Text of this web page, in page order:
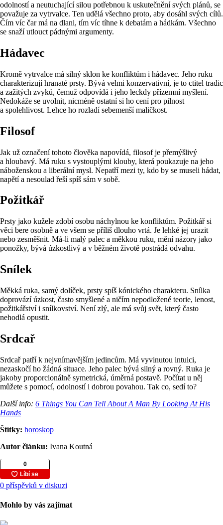
odolností a neutuchající silou potřebnou k uskutečnění svých plánů, se
považuje za vytrvalce. Ten udělá všechno proto, aby dosáhl svých cílů.
Čím víc čar má na dlani, tím víc tíhne k debatám a hádkám. Všechno
se snaží utlouct pádnými argumenty.
Hádavec
Kromě vytrvalce má silný sklon ke konfliktům i hádavec. Jeho ruku
charakterizují hranaté prsty. Bývá velmi konzervativní, je to ctitel tradic
a zažitých zvyků, čemuž odpovídá i jeho leckdy přízemní myšlení.
Nedokáže se uvolnit, nicméně ostatní si ho cení pro pilnost
a spolehlivost. Lehce ho rozladí sebemenší maličkost.
Filosof
Jak už označení tohoto člověka napovídá, filosof je přemýšlivý
a hloubavý. Má ruku s vystouplými klouby, která poukazuje na jeho
náboženskou a liberální mysl. Nepatří mezi ty, kdo by se museli hádat,
napětí a nesoulad řeší spíš sám v sobě.
Požitkář
Prsty jako kužele zdobí osobu náchylnou ke konfliktům. Požitkář si
věci bere osobně a ve všem se příliš dlouho vrtá. Je lehké jej urazit
nebo zesměšnit. Má-li malý palec a měkkou ruku, mění názory jako
ponožky, bývá úzkostlivý a v běžném životě postrádá odvahu.
Snílek
Měkká ruka, samý dolíček, prsty spíš kónického charakteru. Snílka
doprovází úzkost, často smyšlené a ničím nepodložené teorie, lenost,
požitkářství i snílkovství. Není zlý, ale má svůj svět, který často
nehodlá opustit.
Srdcař
Srdcař patří k nejvnímavějším jedincům. Má vyvinutou intuici,
nezaskočí ho žádná situace. Jeho palec bývá silný a rovný. Ruka je
jakoby proporcionálně symetrická, úměrná postavě. Počítat u něj
můžete s pomocí, odolností i dobrou povahou. Tak co, sedí to?
Další info: 6 Things You Can Tell About A Man By Looking At His
Hands
Štítky: horoskop
Autor článku: Ivana Koutná
0 příspěvků v diskuzi
Mohlo by vás zajímat